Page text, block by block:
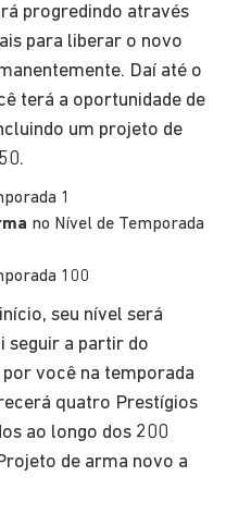
progredindo através
para liberar o novo
Daí até o
terá a oportunidade de
um projeto de
1
no Nível de Temporada
100
seu nível será
seguir a partir do
você na temporada
quatro Prestígios
ao longo dos 200
de arma novo a